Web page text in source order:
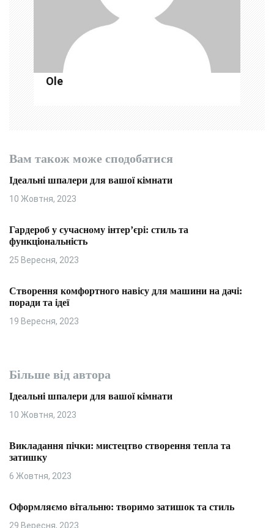
Ole
Вам також може сподобатися
Ідеальні шпалери для вашої кімнати
10 Жовтня, 2023
Гардероб у сучасному інтер’єрі: стиль та
функціональність
25 Вересня, 2023
Створення комфортного навісу для машини на дачі:
поради та ідеї
19 Вересня, 2023
Більше від автора
Ідеальні шпалери для вашої кімнати
10 Жовтня, 2023
Викладання пічки: мистецтво створення тепла та
затишку
6 Жовтня, 2023
Оформляємо вітальню: творимо затишок та стиль
29 Вересня, 2023